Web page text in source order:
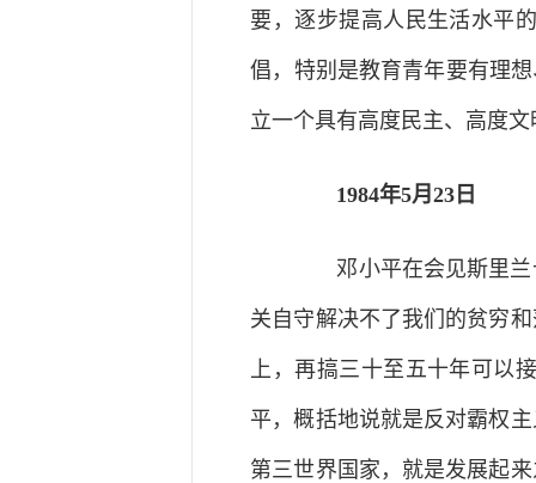
要，逐步提高人民生活水平
倡，特别是教育青年要有理
立一个具有高度民主、高度
1984年5月23日
邓小平在会见斯里兰
关自守解决不了我们的贫穷
上，再搞三十至五十年可以
平，概括地说就是反对霸权
第三世界国家，就是发展起